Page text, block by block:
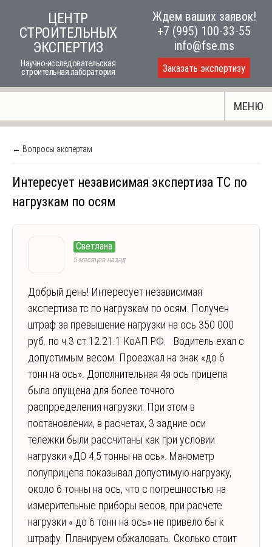
content
ЦЕНТР
СТРОИТЕЛЬНЫХ
ЭКСПЕРТИЗ
Научно-исследовательская
строительная лаборатория
Ждем ваших заявок!
+7 (995) 100-33-55
info@fse.ms
Заказать экспертизу
МЕНЮ
← Вопросы экспертам
Интересует независимая экспертиза ТС по
нагрузкам по осям
Светлана
5 месяцев назад
Добрый день! Интересует независимая
экспертиза тс по нагрузкам по осям. Получен
штраф за превышение нагрузки на ось 350 000
руб. по ч.3 ст.12.21.1 КоАП РФ. Водитель ехал с
допустимым весом. Проезжал на знак «до 6
тонн на ось». Дополнительная 4я ось прицепа
была опущена для более точного
распрределения нагрузки. При этом в
постановлении, в расчетах, 3 задние оси
тележки были рассчитаны как при условии
нагрузки «ДО 4,5 тонны на ось». Манометр
полуприцепа показывал допустимую нагрузку,
около 6 тонны на ось, что с погрешностью на
измерительные приборы весов, при расчете
нагрузки « до 6 тонн на ось» не привело бы к
штрафу. Планируем обжаловать. Сколько стоит